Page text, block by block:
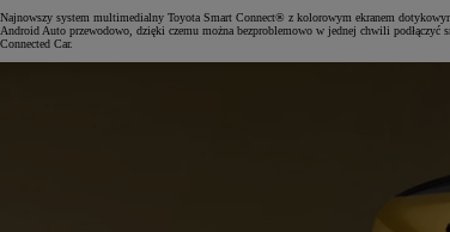
Najnowszy system multimedialny Toyota Smart Connect® z kolorowym ekranem
Android Auto przewodowo, dzięki czemu można bezproblemowo w jednej chwili
Connected Car.